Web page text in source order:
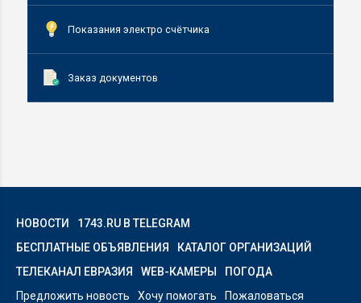
Показания электро счётчика
Заказ документов
НОВОСТИ
1743.RU В TELEGRAM
БЕСПЛАТНЫЕ ОБЪЯВЛЕНИЯ
КАТАЛОГ ОРГАНИЗАЦИЙ
ТЕЛЕКАНАЛ ЕВРАЗИЯ
WEB-КАМЕРЫ
ПОГОДА
Предложить новость
Хочу помогать
Пожаловаться